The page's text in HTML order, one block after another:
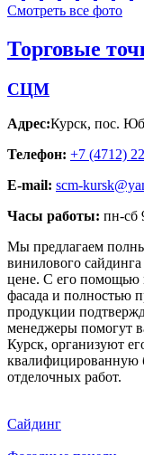
Смотреть все фото
Торговые
СЦМ
Адрес:Курск, пос.
Телефон: +7 (4712)
E-mail: scm-
Часы работы: пн-сб
Мы предлагаем
винилового сайдинга
цене. С его помощью
фасада и полностью
продукции
менеджеры помогут
Курск, организуют
квалифицированную
отделочных работ.
Сайдинг